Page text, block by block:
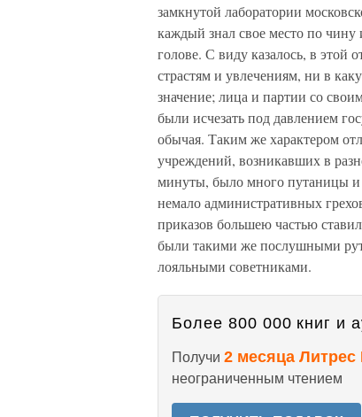
замкнутой лаборатории
каждый знал свое место по
голове. С виду казалось, в этой
страстям и увлечениям, ни в
значение; лица и партии со
были исчезать под давлением
обычая. Таким же характером
учреждений, возникавших в
минуты, было много путаницы и
немало административных
приказов большею частью
были такими же послушными
лояльными советниками.
Более 800 000 книг и
Получи 2 месяца
неограниченным чтением